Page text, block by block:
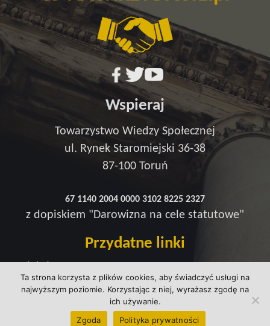
Ta strona korzysta z plików cookies, aby świadczyć usługi na
najwyższym poziomie. Korzystając z niej, wyrażasz zgodę na
ich używanie.
Zgoda
Polityka prywatności
Wspieraj
Towarzystwo Wiedzy Społecznej
ul. Rynek Staromiejski 36-38
87-100 Toruń
67 1140 2004 0000 3102 8225 2327
z dopiskiem "Darowizna na cele statutowe"
Przydatne linki
Strefa wsparcia
Polityka prywatności
kontakt@wtowarzystwie.pl